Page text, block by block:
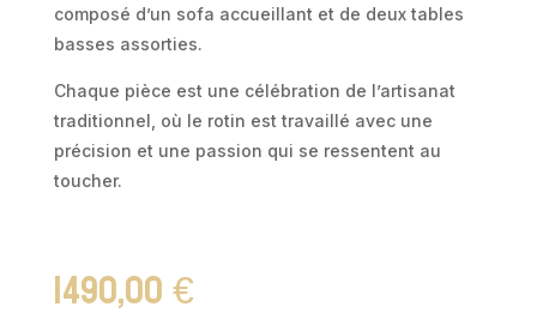
composé d’un sofa accueillant et de deux tables
basses assorties.
Chaque pièce est une célébration de l’artisanat
traditionnel, où le rotin est travaillé avec une
précision et une passion qui se ressentent au
toucher.
1490,00€